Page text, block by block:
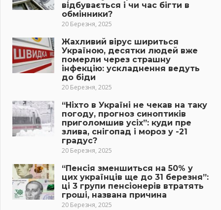
відбувається і чи час бігти в
обмінники?
20 Березня, 2025
Жахливий вірус шириться
Україною, десятки людей вже
померли через страшну
інфекцію: ускладнення ведуть
до біди
20 Березня, 2025
“Ніхто в Україні не чекав на таку
погоду, прогноз синоптиків
приголомшив усіх”: куди пре
злива, снігопад і мороз у -21
градус?
20 Березня, 2025
“Пенсія зменшиться на 50% у
цих українців ще до 31 березня”:
ці 3 групи пенсіонерів втратять
гроші, названа причина
20 Березня, 2025